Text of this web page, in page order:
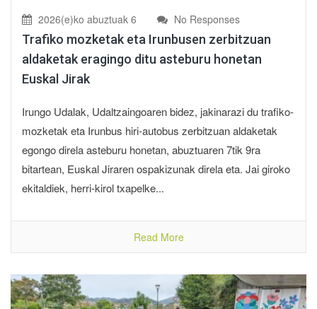
2026(e)ko abuztuak 6 No Responses
Trafiko mozketak eta Irunbusen zerbitzuan
aldaketak eragingo ditu asteburu honetan
Euskal Jirak
Irungo Udalak, Udaltzaingoaren bidez, jakinarazi du trafiko-
mozketak eta Irunbus hiri-autobus zerbitzuan aldaketak
egongo direla asteburu honetan, abuztuaren 7tik 9ra
bitartean, Euskal Jiraren ospakizunak direla eta. Jai giroko
ekitaldiek, herri-kirol txapelke...
Read More